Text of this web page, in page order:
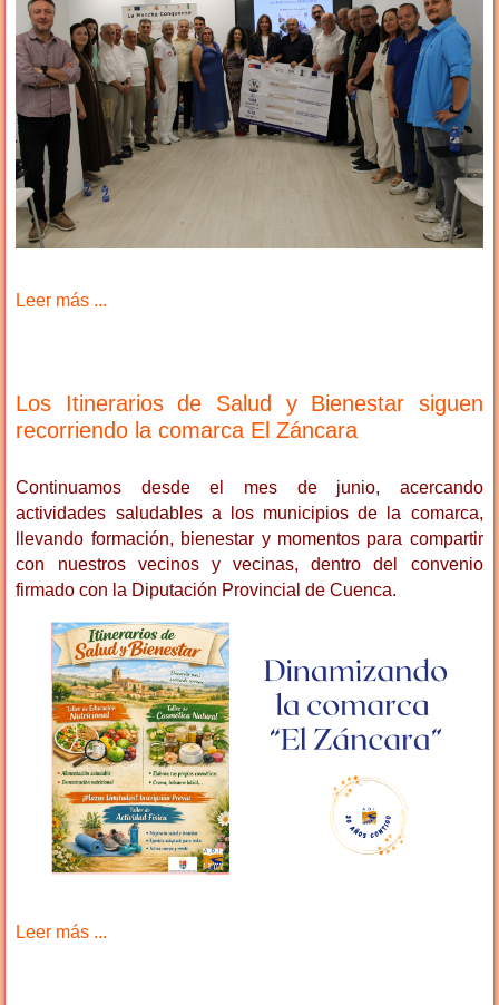
Leer más ...
Los Itinerarios de Salud y Bienestar siguen
recorriendo la comarca El Záncara
Continuamos desde el mes de junio, acercando
actividades saludables a los municipios de la comarca,
llevando formación, bienestar y momentos para compartir
con nuestros vecinos y vecinas, dentro del convenio
firmado con la Diputación Provincial de Cuenca.
Leer más ...